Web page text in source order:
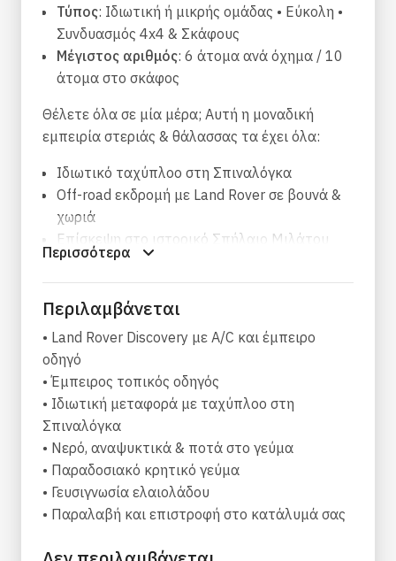
Τύπος: Ιδιωτική ή μικρής ομάδας • Εύκολη •
Συνδυασμός 4x4 & Σκάφους
Μέγιστος αριθμός: 6 άτομα ανά όχημα / 10
άτομα στο σκάφος
Θέλετε όλα σε μία μέρα; Αυτή η μοναδική
εμπειρία στεριάς & θάλασσας τα έχει όλα:
Ιδιωτικό ταχύπλοο στη Σπιναλόγκα
Off-road εκδρομή με Land Rover σε βουνά &
χωριά
Επίσκεψη στο ιστορικό Σπήλαιο Μιλάτου
Γευσιγνωσία ελαιολάδου σε τοπικό
ελαιοτριβείο
Παραδοσιακό κρητικό γεύμα με κρασί
Η μέρα ξεκινά με οδήγηση μέσα από μικρά
ορεινά χωριά και καταπράσινα τοπία. Στη
συνέχεια, θα σταματήσετε σε ένα οικογενειακό
ελαιοτριβείο για ξενάγηση και γευσιγνωσία.
Φτάνοντας στο παραθαλάσσιο χωριό Πλάκα,
σας περιμένει το ιδιωτικό ταχύπλοο για να σας
μεταφέρει στη Σπιναλόγκα (περίπου 1 ώρα
περιήγηση στο νησί – εισιτήριο πληρώνεται
επιτόπου).
Καθ’ οδόν για τα νότια, απολαύστε
Περισσότερα
Περιλαμβάνεται
• Land Rover Discovery με A/C και έμπειρο
οδηγό
• Έμπειρος τοπικός οδηγός
• Ιδιωτική μεταφορά με ταχύπλοο στη
Σπιναλόγκα
• Νερό, αναψυκτικά & ποτά στο γεύμα
• Παραδοσιακό κρητικό γεύμα
• Γευσιγνωσία ελαιολάδου
• Παραλαβή και επιστροφή στο κατάλυμά σας